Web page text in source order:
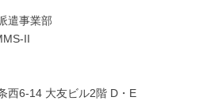
遣事業部
II
西6-14 大友ビル2階 D・E